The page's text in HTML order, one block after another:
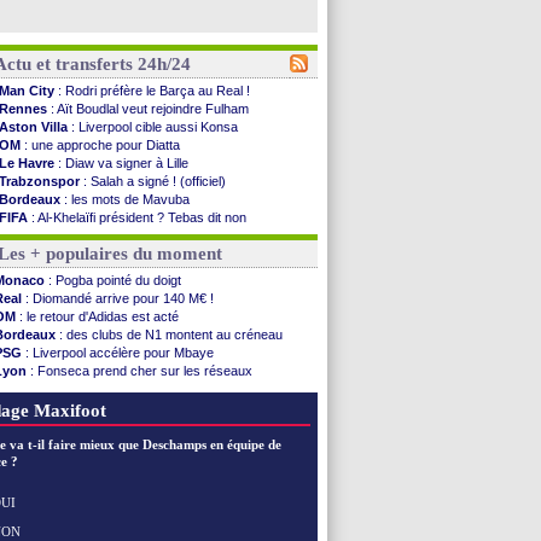
et transferts 24h/24
Man City : Rodri préfère le Barça au Real !
Rennes : Aït Boudlal veut rejoindre Fulham
Aston Villa : Liverpool cible aussi Konsa
OM : une approche pour Diatta
Le Havre : Diaw va signer à Lille
Trabzonspor : Salah a signé ! (officiel)
Bordeaux : les mots de Mavuba
FIFA : Al-Khelaïfi président ? Tebas dit non
Fenerbahçe: Greenwood savoure son premier ...
: Mavuba n'est plus l'entraîneur (off.)
Galatasaray: Milan rejette 35 M€ pour Leão
Southampton: D. Traoré prêté au Mans (officiel)
Real : Vinicius tout proche de prolonger !
: un accueil impressionnant pour Salah !
: Diomandé attendu ce jeudi à Madrid !
Real : Rodri, la piste Barça se confirme
: Akliouche arrive ce jeudi à Paris !
PSG : pas d'inquiétude pour Rafael Pol
Barça: Ferran Torres donne son feu vert au ...
FIFA
Real
+ populaires du moment
: Pogba pointé du doigt
: Diomandé arrive pour 140 M€ !
: le retour d'Adidas est acté
: des clubs de N1 montent au créneau
: Liverpool accélère pour Mbaye
: Fonseca prend cher sur les réseaux
: une nouvelle offre pour Vinicius
Maxifoot
va t-il faire mieux que Deschamps en équipe de
?